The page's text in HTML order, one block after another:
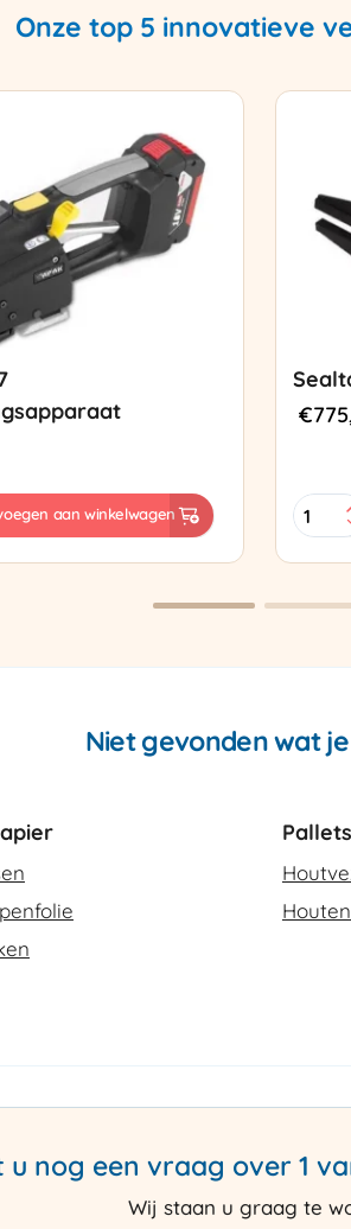
Onze top 5 innovatieve
aan winkelwagen
€
Super
Niet gevonden wat
Pallets
u nog een vraag over 1
Wij staan u graag te